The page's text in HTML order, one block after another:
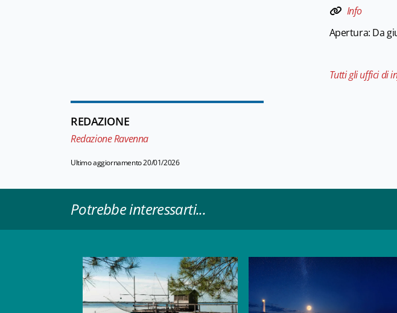
Info
Apertura: Da
Tutti gli uffici di
REDAZIONE
Redazione Ravenna
Ultimo aggiornamento 20/01/2026
Potrebbe interessarti...